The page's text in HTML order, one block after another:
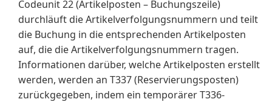
Codeunit 22 (Artikelposten – Buchungszeile)
durchläuft die Artikelverfolgungsnummern und teilt
die Buchung in die entsprechenden Artikelposten
auf, die die Artikelverfolgungsnummern tragen.
Informationen darüber, welche Artikelposten erstellt
werden, werden an T337 (Reservierungsposten)
zurückgegeben, indem ein temporärer T336-